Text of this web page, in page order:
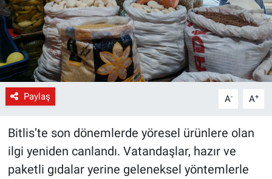
Paylaş A- A+
Bitlis’te son dönemlerde yöresel ürünlere olan
ilgi yeniden canlandı. Vatandaşlar, hazır ve
paketli gıdalar yerine geleneksel yöntemlerle
Resmi İlanlar
Sağlık
Siyaset
Spor
Yerel